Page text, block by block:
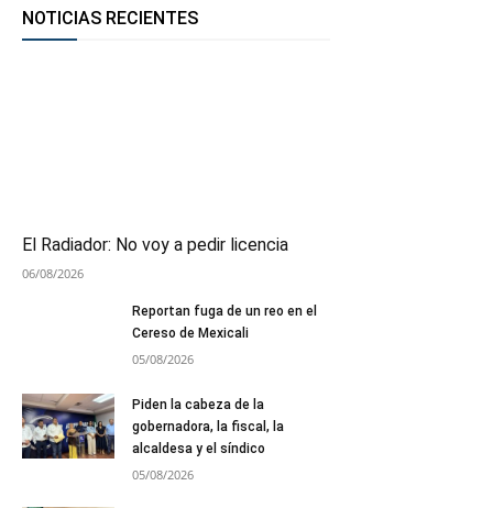
NOTICIAS RECIENTES
El Radiador: No voy a pedir licencia
06/08/2026
Reportan fuga de un reo en el
Cereso de Mexicali
05/08/2026
Piden la cabeza de la
gobernadora, la fiscal, la
alcaldesa y el síndico
05/08/2026